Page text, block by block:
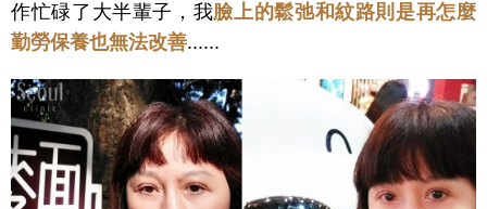
作忙碌了大半輩子，我臉上的鬆弛和紋路則是再怎麼
勤勞保養也無法改善......